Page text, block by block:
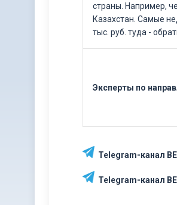
страны. Например,
Казахстан. Самые
тыс. руб. туда -
Эксперты по
Telegram-канал
Telegram-канал